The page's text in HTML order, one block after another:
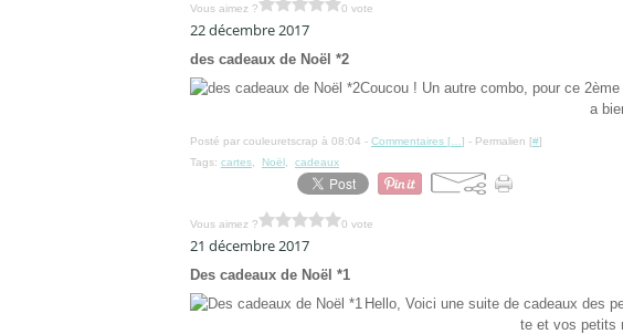
Vous aimez ? 0 vote
22 décembre 2017
des cadeaux de Noël *2
Coucou ! Un autre combo, pour ce
a
Posté par couleuretscrap à 08:04 - Commentaires [ ] - Permalien [#]
Tags: cartes Noël cadeaux
Vous aimez ? 0 vote
21 décembre 2017
Des cadeaux de Noël *1
Hello, Voici une suite de cadeaux des
te et vos petits